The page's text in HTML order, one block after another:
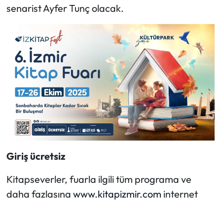
senarist Ayfer Tunç olacak.
Giriş ücretsiz
Kitapseverler, fuarla ilgili tüm programa ve
daha fazlasına www.kitapizmir.com internet